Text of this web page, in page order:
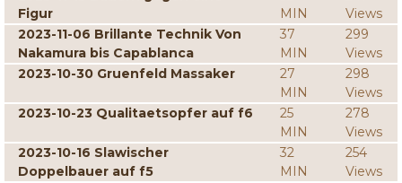
Figur
MIN
Views
2023-11-06 Brillante Technik Von
Nakamura bis Capablanca
37
MIN
299
Views
2023-10-30 Gruenfeld Massaker
27
MIN
298
Views
2023-10-23 Qualitaetsopfer auf f6
25
MIN
278
Views
2023-10-16 Slawischer
Doppelbauer auf f5
32
MIN
254
Views